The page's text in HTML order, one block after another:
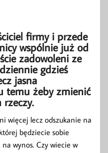
firmy i przede
wspólnie już od
zadowoleni ze
gdzieś
jasna
temu żeby zmienić
więcej lecz odszukanie na
będziecie sobie
na wynos. Czy wiecie w